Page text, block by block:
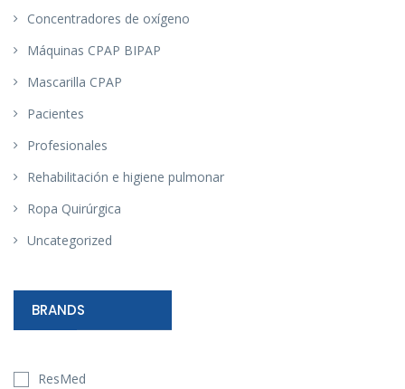
Concentradores de oxígeno
Máquinas CPAP BIPAP
Mascarilla CPAP
Pacientes
Profesionales
Rehabilitación e higiene pulmonar
Ropa Quirúrgica
Uncategorized
BRANDS
ResMed